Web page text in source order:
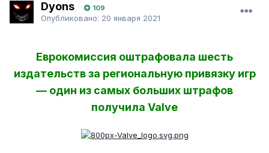
Dyons 109
Опубликовано: 20 января 2021
Еврокомиссия оштрафовала шесть
издательств за региональную привязку игр
— один из самых больших штрафов
получила Valve